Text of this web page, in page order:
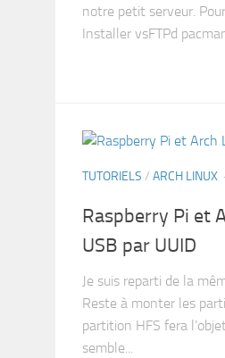
notre petit serveur.
Installer vsFTPd
TUTORIELS / ARCH LINUX
Raspberry Pi et
USB par UUID
Je suis reparti de la
Reste à monter les
partition HFS fera
semble...